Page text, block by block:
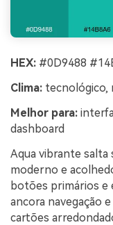
HEX: #0D9488
Clima: tecnológico,
Melhor para:
dashboard
Aqua vibrante
moderno e
botões primários e
ancora navegação
cartões